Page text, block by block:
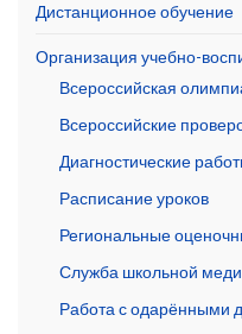
Дистанционное обучение
Организация учебно-
Всероссийская
Всероссийские
Диагностические
Расписание уроков
Региональные
Служба школьной
Работа с одарёнными